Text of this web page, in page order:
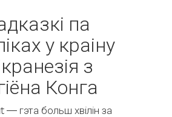
па
у краіну
з
Конга
— гэта больш хвілін за